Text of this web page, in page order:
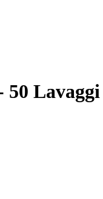
50 Lavaggi